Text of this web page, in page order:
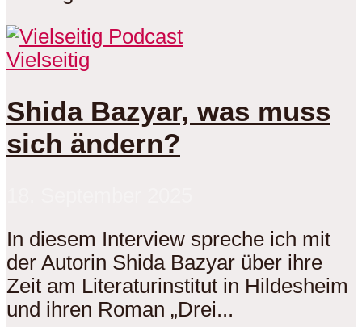
Vielseitig
Shida Bazyar, was muss
sich ändern?
In diesem Interview spreche ich mit
der Autorin Shida Bazyar über ihre
Zeit am Literaturinstitut in Hildesheim
und ihren Roman „Drei...